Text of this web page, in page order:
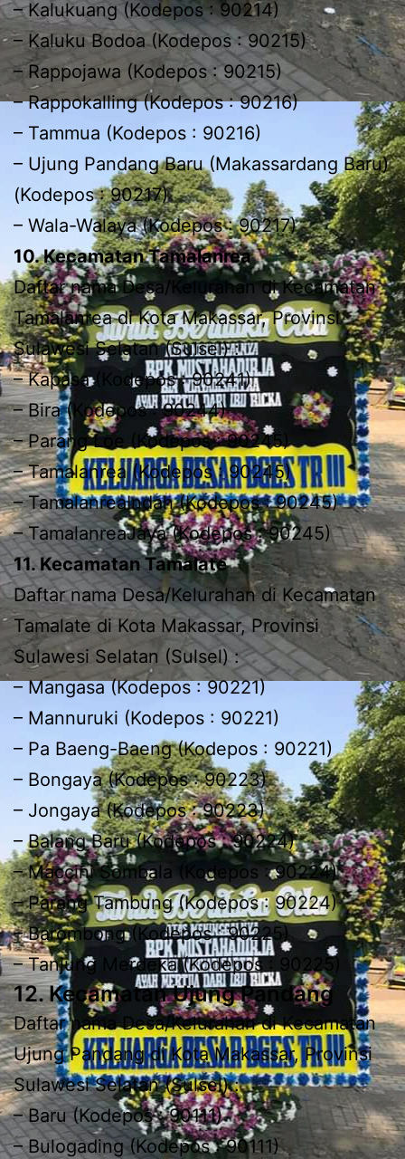
– Kalukuang (Kodepos : 90214)
– Kaluku Bodoa (Kodepos : 90215)
– Rappojawa (Kodepos : 90215)
– Rappokalling (Kodepos : 90216)
– Tammua (Kodepos : 90216)
– Ujung Pandang Baru (Makassardang Baru)
(Kodepos : 90217)
– Wala-Walaya (Kodepos : 90217)
10. Kecamatan Tamalanrea
Daftar nama Desa/Kelurahan di Kecamatan
Tamalanrea di Kota Makassar, Provinsi
Sulawesi Selatan (Sulsel) :
– Kapasa (Kodepos : 90241)
– Bira (Kodepos : 90244)
– Parang Loe (Kodepos : 90245)
– Tamalanrea (Kodepos : 90245)
– TamalanreaIndah (Kodepos : 90245)
– TamalanreaJaya (Kodepos : 90245)
11. Kecamatan Tamalate
Daftar nama Desa/Kelurahan di Kecamatan
Tamalate di Kota Makassar, Provinsi
Sulawesi Selatan (Sulsel) :
– Mangasa (Kodepos : 90221)
– Mannuruki (Kodepos : 90221)
– Pa Baeng-Baeng (Kodepos : 90221)
– Bongaya (Kodepos : 90223)
– Jongaya (Kodepos : 90223)
– Balang Baru (Kodepos : 90224)
– Maccini Sombala (Kodepos : 90224)
– Parang Tambung (Kodepos : 90224)
– Barombong (Kodepos : 90225)
– Tanjung Merdeka (Kodepos : 90225)
12. Kecamatan Ujung Pandang
Daftar nama Desa/Kelurahan di Kecamatan
Ujung Pandang di Kota Makassar, Provinsi
Sulawesi Selatan (Sulsel) :
– Baru (Kodepos : 90111)
– Bulogading (Kodepos : 90111)